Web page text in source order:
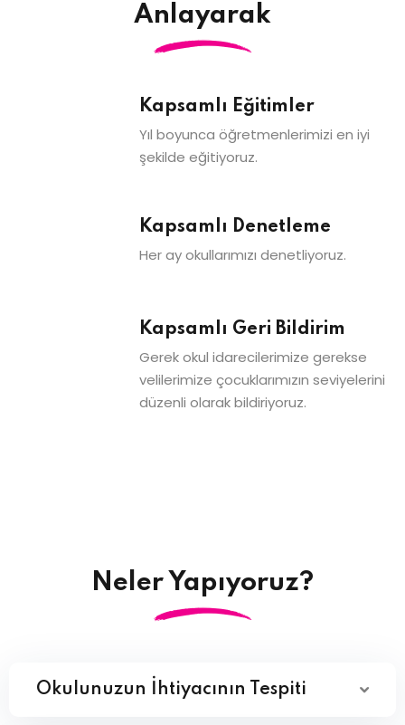
Anlayarak
Kapsamlı Eğitimler
Yıl boyunca öğretmenlerimizi en iyi
şekilde eğitiyoruz.
Kapsamlı Denetleme
Her ay okullarımızı denetliyoruz.
Kapsamlı Geri Bildirim
Gerek okul idarecilerimize gerekse
velilerimize çocuklarımızın seviyelerini
düzenli olarak bildiriyoruz.
Neler Yapıyoruz?
Okulunuzun İhtiyacının Tespiti